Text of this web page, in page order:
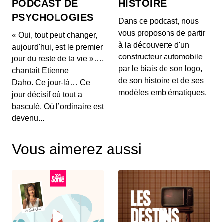
poids, l'impact du vin rouge et
tendances capillaires de Cannes
00:03:48 - IL Y A 2 MOIS
1. 🍽️ **Mythes de la perte de poids :** Découvrez
pourquoi manger tard le soir ne fait pas forcéme...
26 mai 2026 : Alerte sanitaire,
hydratation et astuces beauté pour les
mains
00:03:56 - IL Y A 2 MOIS
1. ⚠️ **Alerte de RappelConso sur les merguez
mer...
Tendances street food
00:04:07 - IL Y A 2 MOIS
18 mai 2026 : Cholestérol, Longévité et
Tendances Beauté
00:03:59 - IL Y A 2 MOIS
1. 🥗 **Régulation du cholestérol :** Le cholestérol
PODCAST DE
PSYCHOLOGIES
« Oui, tout peut changer,
aujourd'hui, est le premier
jour du reste de ta vie »…,
chantait Etienne
Daho. Ce jour-là… Ce
jour décisif où tout a
basculé. Où l’ordinaire est
devenu...
HISTOIRE
Dans ce podcast, nous
vous proposons de partir
à la découverte d'un
constructeur automobile
par le biais de son logo,
de son histoire et de ses
modèles emblématiques.
Vous aimerez aussi